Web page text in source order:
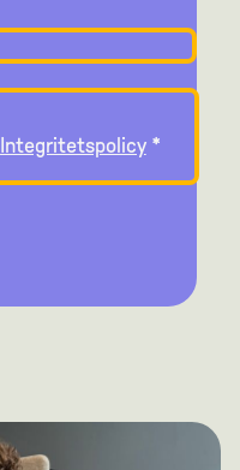
Integritetspolicy*